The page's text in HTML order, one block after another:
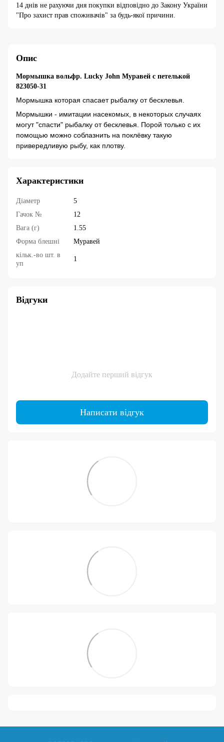
14 днів не рахуючи дня покупки відповідно до Закону України
"Про захист прав споживачів" за будь-якої причини.
Опис
Мормышка вольфр. Lucky John Муравей с петелькой
823050-31
Мормышка которая спасает рыбалку от бесклевья.
Мормышки - имитации насекомых, в некоторых случаях
могут "спасти" рыбалку от бесклевья. Порой только с их
помощью можно соблазнить на поклёвку такую
привередливую рыбу, как плотву.
Характеристики
Діаметр
5
Гачок №
12
Вага (г)
1.55
Форма блешні
Муравей
кільк.-во шт. в
уп
1
Відгуки
Додайте перший відгук
Написати відгук